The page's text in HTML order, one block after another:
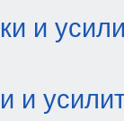
и
и